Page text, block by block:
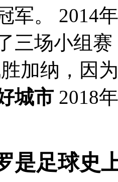
军。 2014
三场小组
加纳，因
城市 2018
是足球史